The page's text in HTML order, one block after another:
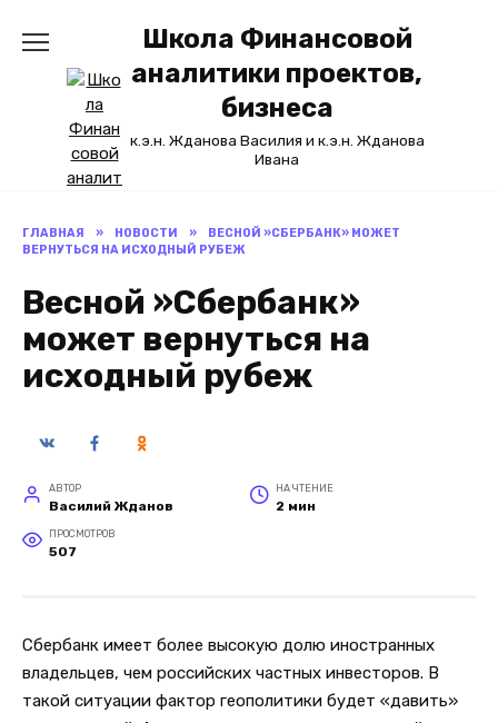
Школа Финансовой
аналитики проектов,
бизнеса
к.э.н. Жданова Василия и к.э.н. Жданова
Ивана
ГЛАВНАЯ » НОВОСТИ »
ВЕСНОЙ »СБЕРБАНК» МОЖЕТ
ВЕРНУТЬСЯ НА ИСХОДНЫЙ РУБЕЖ
Весной »Сбербанк»
может вернуться на
исходный рубеж
АВТОР
Василий Жданов
НА ЧТЕНИЕ
2 мин
ПРОСМОТРОВ
507
Сбербанк имеет более высокую долю иностранных
владельцев, чем российских частных инвесторов. В
такой ситуации фактор геополитики будет «давить»